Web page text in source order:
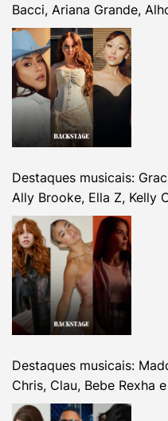
Bacci, Ariana Grande,
Destaques musicais:
Ally Brooke, Ella Z, Kelly
Destaques musicais:
Chris, Clau, Bebe Rexha